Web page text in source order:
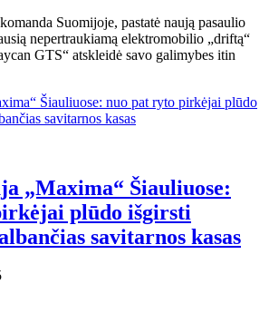
Suomijoje, pastatė naują pasaulio
nepertraukiamą elektromobilio „driftą“
GTS“ atskleidė savo galimybes itin
„Maxima“ Šiauliuose:
plūdo išgirsti
savitarnos kasas